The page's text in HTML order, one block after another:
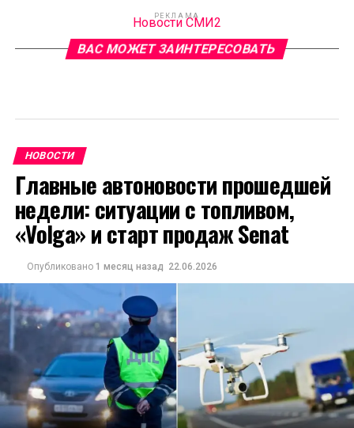
РЕКЛАМА
Новости СМИ2
ВАС МОЖЕТ ЗАИНТЕРЕСОВАТЬ
НОВОСТИ
Главные автоновости прошедшей
недели: ситуации с топливом,
«Volga» и старт продаж Senat
Опубликовано 1 месяц назад 22.06.2026